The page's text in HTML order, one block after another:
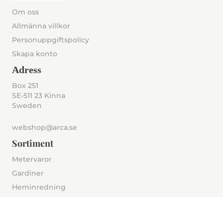
Om oss
Allmänna villkor
Personuppgiftspolicy
Skapa konto
Adress
Box 251
SE-511 23 Kinna
Sweden
webshop@arca.se
Sortiment
Metervaror
Gardiner
Heminredning